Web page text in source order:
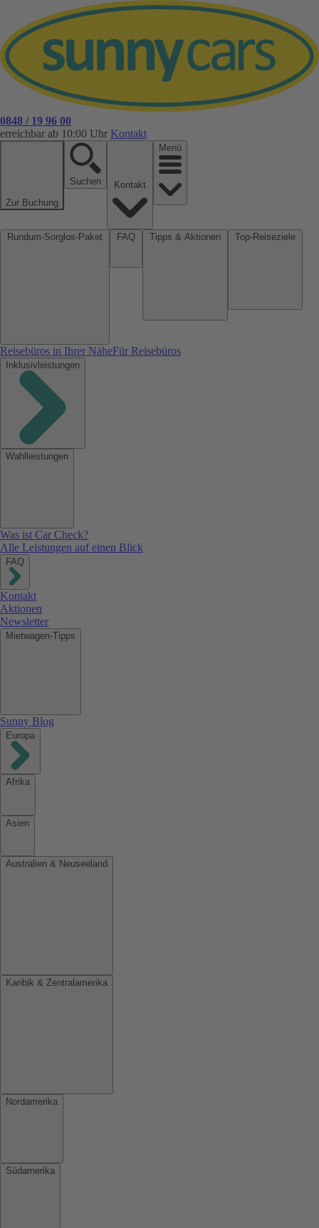
0848 / 19 96 00
erreichbar ab 10:00 Uhr Kontakt
Zur Buchung
Suchen
Menü
Reisebüros in Ihrer NäheFür Reisebüros
Inklusivleistungen
Wahlleistungen
Was ist Car Check?
Alle Leistungen auf einen Blick
FAQ
Kontakt
Aktionen
Newsletter
Mietwagen-Tipps
Sunny Blog
Europa
Afrika
Asien
Australien & Neuseeland
Karibik & Zentralamerika
Nordamerika
Südamerika